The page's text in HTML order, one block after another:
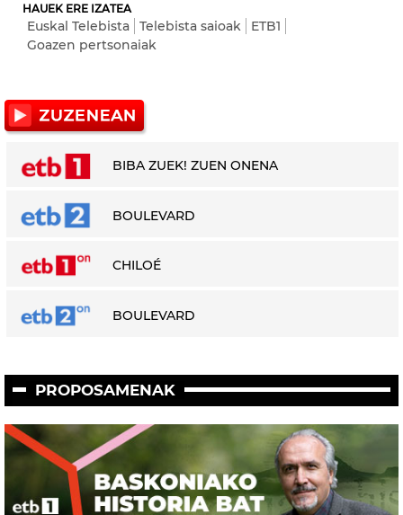
HAUEK ERE IZATEA
Euskal Telebista Telebista saioak
ETB1
Goazen pertsonaiak
BIBA ZUEK! ZUEN ONENA
BOULEVARD
CHILOÉ
BOULEVARD
PROPOSAMENAK